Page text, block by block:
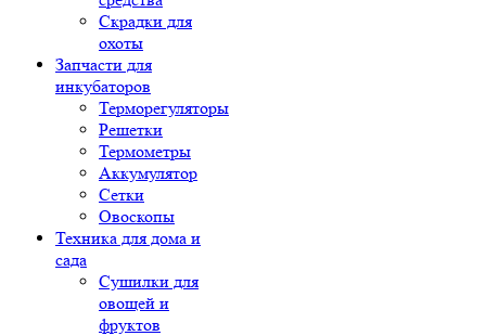
Скрадки для
охоты
Запчасти для
инкубаторов
Терморегуляторы
Решетки
Термометры
Аккумулятор
Сетки
Овоскопы
Техника для дома и
сада
Сушилки для
овощей и
фруктов